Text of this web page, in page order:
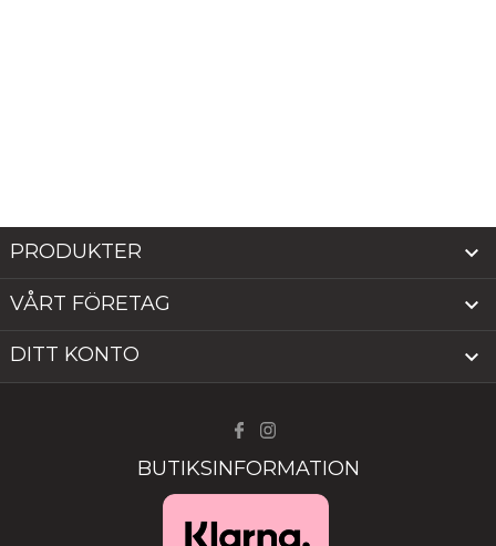
PRODUKTER 
VÅRT FÖRETAG 
DITT KONTO 
BUTIKSINFORMATION